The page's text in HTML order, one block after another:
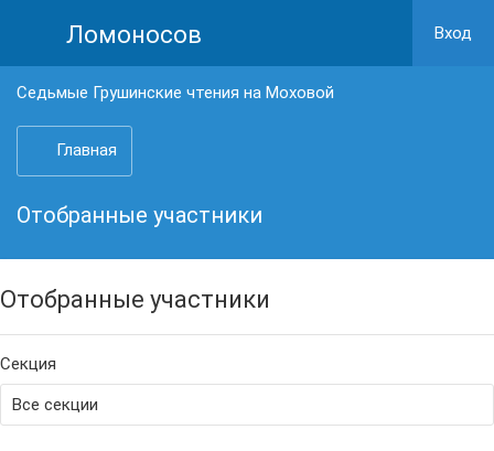
Ломоносов Вход
Седьмые Грушинские чтения на Моховой
Главная
Отобранные участники
Отобранные участники
Секция